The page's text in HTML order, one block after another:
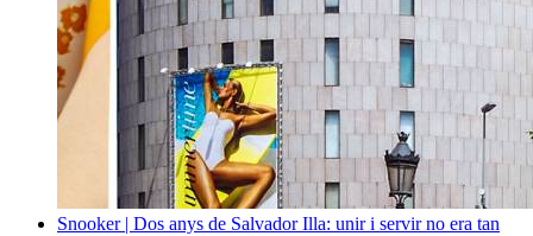
Snooker | Dos anys de Salvador Illa: unir i servir no era tan